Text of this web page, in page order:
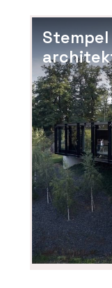
Xella
Stempel